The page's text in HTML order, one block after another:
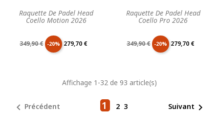
Raquette De Padel Head
Coello Motion 2026
Prix
349,90 € -20% Prix
279,70 €
Raquette De Padel Head
Coello Pro 2026
Prix
349,90 € -20% Prix
279,70 €
Affichage 1-32 de 93 article(s)
 Précédent 1 2 3 Suivant 